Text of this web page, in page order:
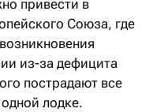
привести в
Союза, где
из-за дефицита
пострадают все
лодке.